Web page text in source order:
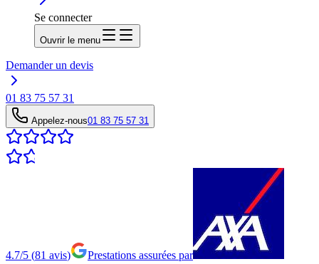
Se connecter
Ouvrir le menu
Demander un devis
01 83 75 57 31
Appelez-nous01 83 75 57 31
4.7/5 (81 avis) Prestations assurées par